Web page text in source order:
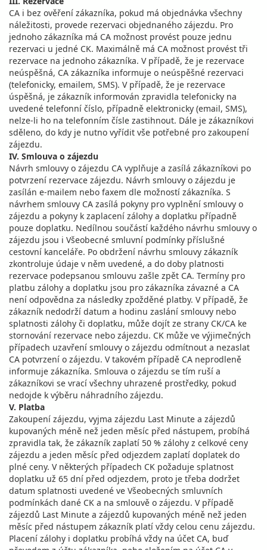
CA i bez ověření zákazníka, pokud má objednávka všechny
náležitosti, provede rezervaci objednaného zájezdu. Pro
jednoho zákazníka má CA možnost provést pouze jednu
rezervaci u jedné CK. Maximálně má CA možnost provést tři
rezervace na jednoho zákazníka. V případě, že je rezervace
neúspěšná, CA zákazníka informuje o neúspěšné rezervaci
(telefonicky, emailem, SMS). V případě, že je rezervace
úspěšná, je zákazník informován zpravidla telefonicky na
uvedené telefonní číslo, případně elektronicky (email, SMS),
nelze-li ho na telefonním čísle zastihnout. Dále je zákazníkovi
sděleno, do kdy je nutno vyřídit vše potřebné pro zakoupení
zájezdu.
IV. Smlouva o zájezdu
Návrh smlouvy o zájezdu CA vyplňuje a zasílá zákazníkovi po
potvrzení rezervace zájezdu. Návrh smlouvy o zájezdu je
zasílán e-mailem nebo faxem dle možností zákazníka. S
návrhem smlouvy CA zasílá pokyny pro vyplnění smlouvy o
zájezdu a pokyny k zaplacení zálohy a doplatku případně
pouze doplatku. Nedílnou součástí každého návrhu smlouvy o
zájezdu jsou i Všeobecné smluvní podmínky příslušné
cestovní kanceláře. Po obdržení návrhu smlouvy zákazník
zkontroluje údaje v něm uvedené, a do doby platnosti
rezervace podepsanou smlouvu zašle zpět CA. Termíny pro
platbu zálohy a doplatku jsou pro zákazníka závazné a CA
není odpovědna za následky zpožděné platby. V případě, že
zákazník nedodrží datum a hodinu zaslání smlouvy nebo
splatnosti zálohy či doplatku, může dojít ze strany CK/CA ke
stornování rezervace nebo zájezdu. CK může ve výjimečných
případech uzavření smlouvy o zájezdu odmítnout a nezaslat
CA potvrzení o zájezdu. V takovém případě CA neprodleně
informuje zákazníka. Smlouva o zájezdu se tím ruší a
zákazníkovi se vrací všechny uhrazené prostředky, pokud
nedojde k výběru náhradního zájezdu.
V. Platba
Zakoupení zájezdu, vyjma zájezdu Last Minute a zájezdů
kupovaných méně než jeden měsíc před nástupem, probíhá
zpravidla tak, že zákazník zaplatí 50 % zálohy z celkové ceny
zájezdu a jeden měsíc před odjezdem zaplatí doplatek do
plné ceny. V některých případech CK požaduje splatnost
doplatku už 65 dní před odjezdem, proto je třeba dodržet
datum splatnosti uvedené ve Všeobecných smluvních
podmínkách dané CK a na smlouvě o zájezdu. V případě
zájezdů Last Minute a zájezdů kupovaných méně než jeden
měsíc před nástupem zákazník platí vždy celou cenu zájezdu.
Placení zálohy i doplatku probíhá vždy na účet CA, buď